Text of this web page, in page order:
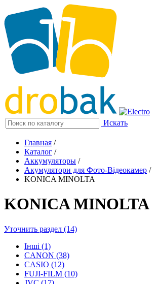
Искать
Главная /
Каталог /
Аккумуляторы /
Акумулятори для Фото-Відеокамер /
KONICA MINOLTA
KONICA MINOLTA
Уточнить раздел (14)
Інші (1)
CANON (38)
CASIO (12)
FUJI-FILM (10)